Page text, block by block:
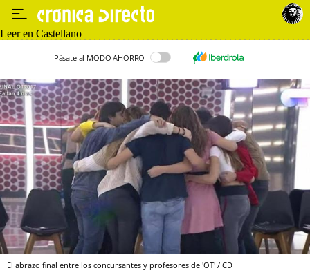
Leer en Castellano
Pásate al MODO AHORRO
El abrazo final entre los concursantes y profesores de 'OT' / CD